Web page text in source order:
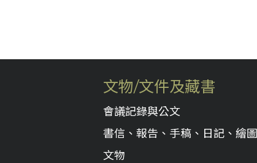
文物/文件及藏書
會議記錄與公文
書信、報告、手稿、日記、繪圖
文物